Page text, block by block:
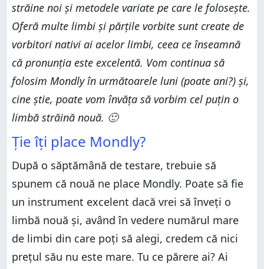
străine noi și metodele variate pe care le folosește.
Oferă multe limbi și părțile vorbite sunt create de
vorbitori nativi ai acelor limbi, ceea ce înseamnă
că pronunția este excelentă. Vom continua să
folosim Mondly în următoarele luni (poate ani?) și,
cine știe, poate vom învăța să vorbim cel puțin o
limbă străină nouă. 🙂
Ție îți place Mondly?
După o săptămână de testare, trebuie să
spunem că nouă ne place Mondly. Poate să fie
un instrument excelent dacă vrei să înveți o
limbă nouă și, având în vedere numărul mare
de limbi din care poți să alegi, credem că nici
prețul său nu este mare. Tu ce părere ai? Ai